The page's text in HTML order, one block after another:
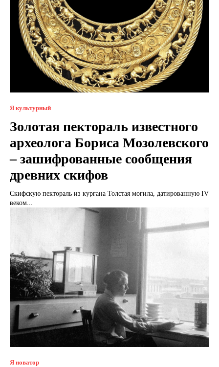
Я культурный
Золотая пектораль известного
археолога Бориса Мозолевского
– зашифрованные сообщения
древних скифов
Скифскую пектораль из кургана Толстая могила, датированную IV
веком...
Я новатор